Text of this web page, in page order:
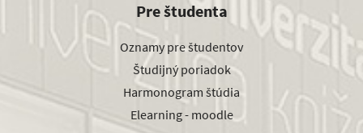
Pre študenta
Oznamy pre študentov
Študijný poriadok
Harmonogram štúdia
Elearning - moodle